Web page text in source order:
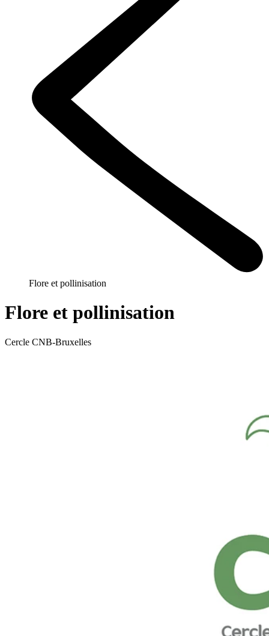
Flore et pollinisation
Flore et pollinisation
Cercle CNB-Bruxelles